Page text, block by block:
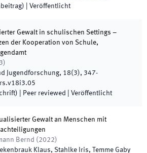
Veröffentlicht
Gewalt in schulischen Settings –
der Kooperation von Schule,
)
Jugendforschung, 18(3), 347-
| Peer reviewed Veröffentlicht
Gewalt an Menschen mit
Bernd ( 2022)
Klaus, Stahlke Iris, Temme Gaby